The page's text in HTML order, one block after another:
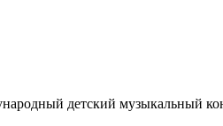
детский музыкальный